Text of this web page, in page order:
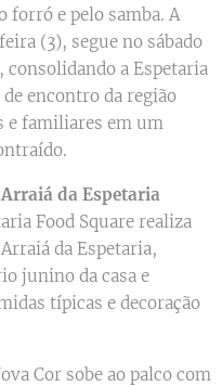
forró e pelo samba. A
(3), segue no sábado
consolidando a Espetaria
encontro da região
e familiares em um
da Espetaria
Food Square realiza
da Espetaria,
junino da casa e
típicas e decoração
Cor sobe ao palco com